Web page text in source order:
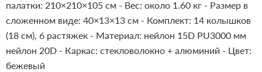
палатки: 210×210×105 см - Вес: около 1.60 кг - Размер в
сложенном виде: 40×13×13 см - Комплект: 14 колышков
(18 см), 6 растяжек - Материал: нейлон 15D PU3000 мм
нейлон 20D - Каркас: стекловолокно + алюминий - Цвет:
бежевый